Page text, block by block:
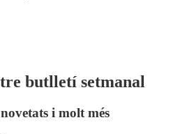
butlletí setmanal
i molt més